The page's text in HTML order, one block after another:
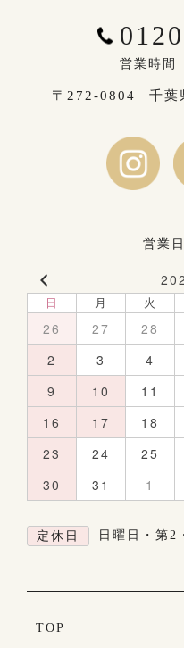
営業時
〒272-0804 千葉
営業
日 月 火
26 27 28
2
3 4
9
10 11
16
17 18
23
24 25
30
31 1
定休日 日曜日・第2
TOP